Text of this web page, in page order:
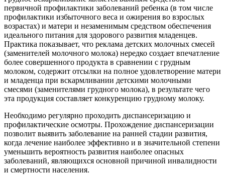
первичной профилактики заболеваний ребенка (в том числе
профилактики избыточного веса и ожирения во взрослых
возрастах) и матери и незаменимым средством обеспечения
идеального питания для здорового развития младенцев.
Практика показывает, что реклама детских молочных смесей
(заменителей молочного молока) нередко создает впечатление
более совершенного продукта в сравнении с грудным
молоком, содержит отсылки на полное удовлетворение матери
и младенца при вскармливании детскими молочными
смесями (заменителями грудного молока), в результате чего
эта продукция составляет конкуренцию грудному молоку.
Необходимо регулярно проходить диспансеризацию и
профилактические осмотры. Прохождение диспансеризации
позволит выявить заболевание на ранней стадии развития,
когда лечение наиболее эффективно и в значительной степени
уменьшить вероятность развития наиболее опасных
заболеваний, являющихся основной причиной инвалидности
и смертности населения.